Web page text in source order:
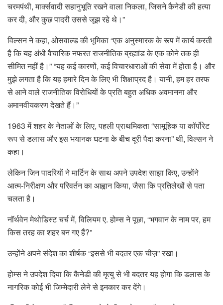
चरमपंथी, मार्क्सवादी सहानुभूति रखने वाला निकला, जिसने कैनेडी की हत्या
कर दी, और कुछ पादरी उससे जूझ रहे थे।”
विल्सन ने कहा, ओसवाल्ड की भूमिका “एक अनुस्मारक के रूप में कार्य करती
है कि यह अंधी वैचारिक नफरत राजनीतिक ब्रह्मांड के एक कोने तक ही
सीमित नहीं है।” “यह कई कारणों, कई विचारधाराओं की सेवा में होता है। और
मुझे लगता है कि यह हमारे दिन के लिए भी शिक्षाप्रद है। यानी, हम हर तरफ
से आने वाले राजनीतिक विरोधियों के प्रति बहुत अधिक अवमानना ​​और
अमानवीयकरण देखते हैं।”
1963 में शहर के नेताओं के लिए, पहली प्राथमिकता “सामूहिक या कॉर्पोरेट
रूप से डलास और इस भयानक घटना के बीच दूरी पैदा करना” थी, विल्सन ने
कहा।
लेकिन जिन पादरियों ने मार्टिन के साथ अपने उपदेश साझा किए, उन्होंने
आत्म-निरीक्षण और परिवर्तन का आह्वान किया, जैसा कि प्रतिलेखों से पता
चलता है।
नॉर्थवेन मेथोडिस्ट चर्च में, विलियम ए. होम्स ने पूछा, “भगवान के नाम पर, हम
किस तरह का शहर बन गए हैं?”
उन्होंने अपने संदेश का शीर्षक “इससे भी बदतर एक चीज़” रखा।
होम्स ने उपदेश दिया कि कैनेडी की मृत्यु से भी बदतर यह होगा कि डलास के
नागरिक कोई भी जिम्मेदारी लेने से इनकार कर देंगे।